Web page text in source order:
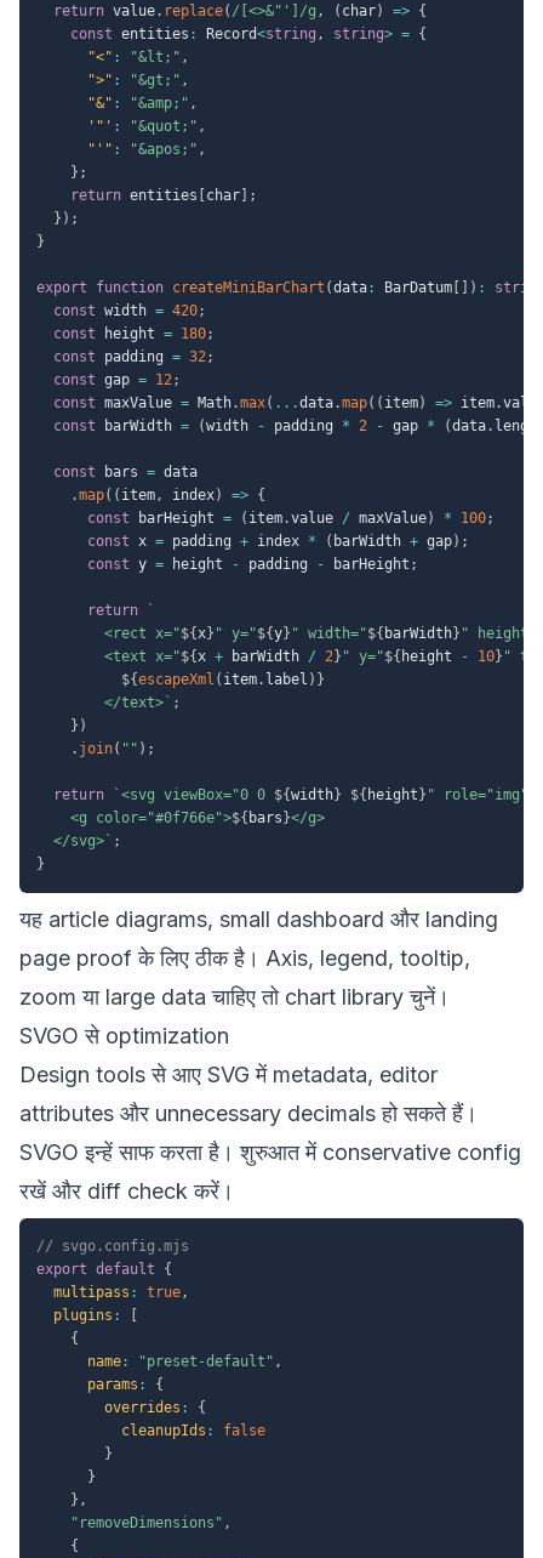
return value. replace( / [<>&"'] /g , ( char) => {
const entities : Record<string , string> = {
"<" : "&lt;" ,
">" : "&gt;" ,
"&" : "&amp;" ,
'"' : "&quot;" ,
"'" : "&apos;" ,
} ;
return entities char
;
} ) ;
}
export function createMiniBarChart (data : BarDatum ) :
const width = 420;
const height = 180;
const padding = 32;
const gap = 12;
const maxValue = Math.max( ...data.map( ( item) => item.
const barWidth = (width - padding * 2 - gap * (data.
const bars = data
.map( ( item, index) => {
const barHeight = ( item.value / maxValue) * 100;
const x = padding + index * ( barWidth + gap) ;
const y = height - padding - barHeight ;
return
`
        <rect x="
${x} " y="${y} " width="${ barWidth} "
        <text x="
${x + barWidth / 2} " y="${ height - 10} "
${escapeXml ( item. label ) }
        </text>
` ;
} )
. join( "" ) ;
return ` <svg viewBox="0 0 ${width} ${ height } " role="img"
    <g color="#0f766e">
${ bars }</g>
  </svg>
` ;
}
यह article diagrams, small dashboard और landing
page proof के लिए ठीक है। Axis, legend, tooltip,
zoom या large data चाहिए तो chart library चुनें।
SVGO से optimization
Design tools से आए SVG में metadata, editor
attributes और unnecessary decimals हो सकते हैं।
SVGO इन्हें साफ करता है। शुरुआत में conservative config
रखें और diff check करें।
// svgo.config.mjs
export default
{
multipass : true,
plugins :
{
name : "preset-default" ,
params :
{
overrides :
{
cleanupIds :
false
}
}
} ,
"removeDimensions" ,
{